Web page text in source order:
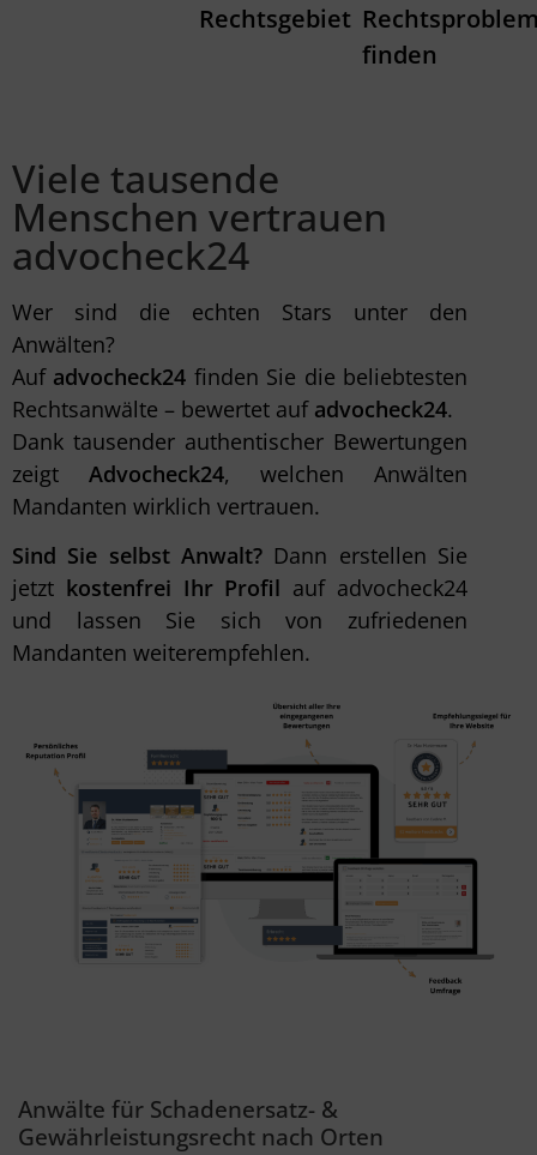
Rechtsgebiet
finden
Viele tausende
Menschen vertrauen
advocheck24
Wer sind die echten Stars unter den
Anwälten?
Auf advocheck24 finden Sie die beliebtesten
Rechtsanwälte – bewertet auf advocheck24.
Dank tausender authentischer Bewertungen
zeigt Advocheck24, welchen Anwälten
Mandanten wirklich vertrauen.
Sind Sie selbst Anwalt? Dann erstellen Sie
jetzt kostenfrei Ihr Profil auf advocheck24
und lassen Sie sich von zufriedenen
Mandanten weiterempfehlen.
Anwälte für Schadenersatz- &
Gewährleistungsrecht nach Orten